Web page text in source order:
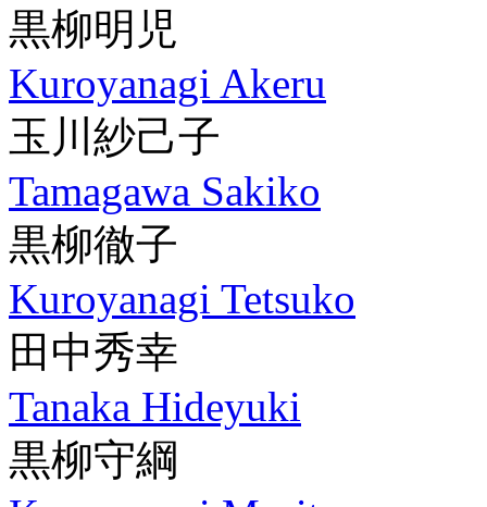
黒柳明児
Kuroyanagi Akeru
玉川紗己子
Tamagawa Sakiko
黒柳徹子
Kuroyanagi Tetsuko
田中秀幸
Tanaka Hideyuki
黒柳守綱